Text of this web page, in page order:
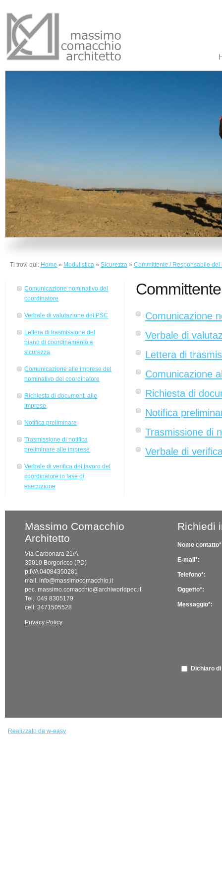
Ti trovi qui: Home » Modulistica » Sicurezza » Committente / Responsabile dei
Comunicazione nominativo del
coordinatore
Verbale di valutazione del PSC
Lettera di trasmissione del
piano di coordinamento e
sicurezza
Comunicazione alle imprese del
nominativo del coordinatore
Richiesta di documenti alle
imprese
Notifica preliminare
Trasmissione di notifica
preliminare alle imprese
Verbale di verifica del lavoro del
coordinatore in fase di
esecuzione
Comunicazione
Verbale di
Lettera di
Comunicazione
Richiesta di
Notifica
Trasmissione di
Verbale di
Massimo Comacchio
Architetto
Via Carbonara 21/A
35010 Borgoricco (PD)
p.IVA 04084350281
mail. info@massimocomacchio.it
pec. massimo.comacchio@archiworldpec.it
Tel. 049 8305179
cell: 3471505528
Privacy Policy
Richiedi
Nome
E-mail*:
Telefono*:
Oggetto*:
Messaggio*:
Dichiaro
Realizzato da w-easy